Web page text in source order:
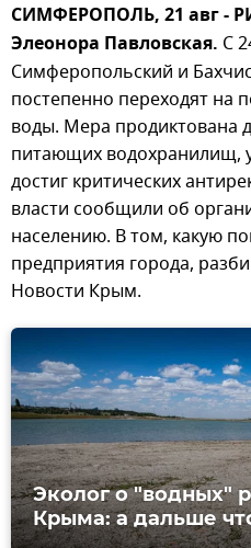
СИМФЕРОПОЛЬ, 21 авг -
Элеонора Павловская. С
Симферопольский и
постепенно переходят на
воды. Мера продиктована
питающих водохранилищ,
достиг критических
власти сообщили об
населению. В том, какую
предприятия города,
Новости Крым.
Эколог о "водных"
Крыма: а дальше